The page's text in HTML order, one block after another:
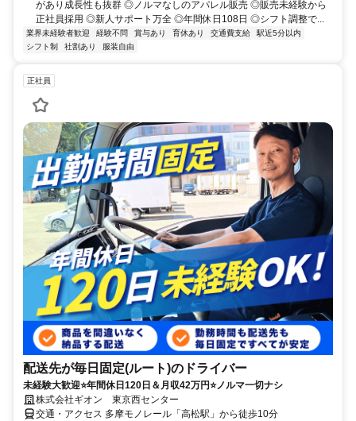
があり成長性も抜群 ◎ノルマなしのアパレル販売 ◎販売未経験から
正社員採用 ◎新人サポート万全 ◎年間休日108日 ◎シフト調整で...
業界未経験者歓迎 経験不問 賞与あり 育休あり 交通費支給
駅近5分以内
シフト制
社割あり 服装自由
正社員
配送先が毎日固定(ルート)のドライバー
未経験大歓迎⭐年間休日120日＆月収42万円⭐ノルマ一切ナシ
株式会社ギオン 東京西センター
交通・アクセス 多摩モノレール「高松駅」から徒歩10分